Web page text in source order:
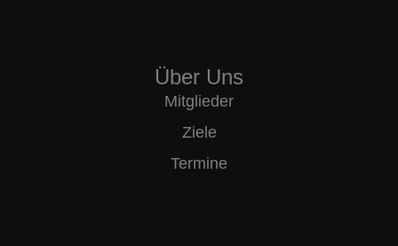
Über Uns
Mitglieder
Ziele
Termine